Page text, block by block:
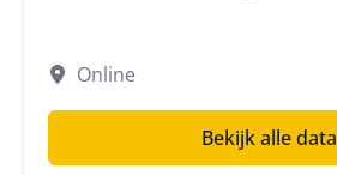
Online
Bekijk alle data